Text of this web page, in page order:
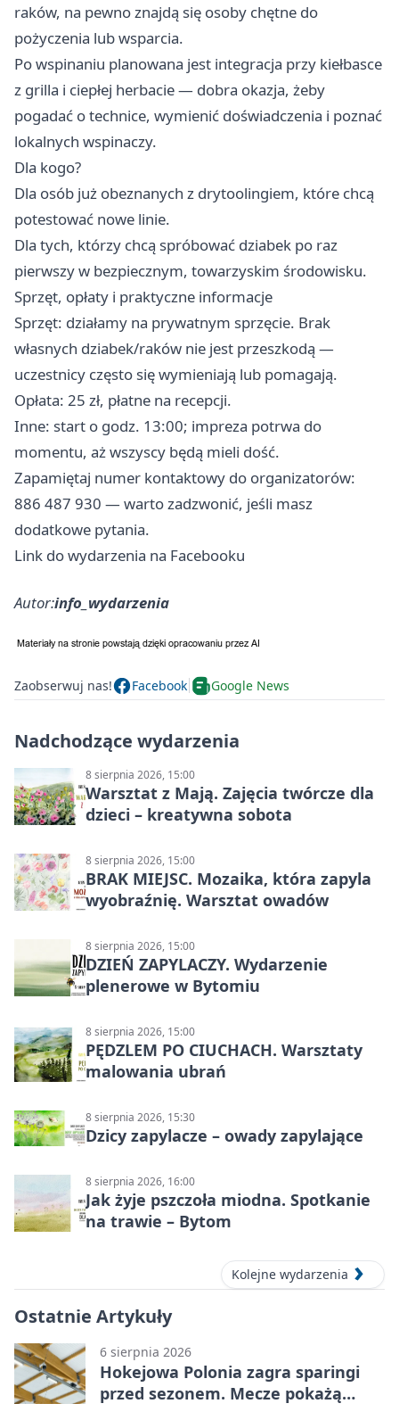
raków, na pewno znajdą się osoby chętne do
pożyczenia lub wsparcia.
Po wspinaniu planowana jest integracja przy kiełbasce
z grilla i ciepłej herbacie — dobra okazja, żeby
pogadać o technice, wymienić doświadczenia i poznać
lokalnych wspinaczy.
Dla kogo?
Dla osób już obeznanych z drytoolingiem, które chcą
potestować nowe linie.
Dla tych, którzy chcą spróbować dziabek po raz
pierwszy w bezpiecznym, towarzyskim środowisku.
Sprzęt, opłaty i praktyczne informacje
Sprzęt: działamy na prywatnym sprzęcie. Brak
własnych dziabek/raków nie jest przeszkodą —
uczestnicy często się wymieniają lub pomagają.
Opłata: 25 zł, płatne na recepcji.
Inne: start o godz. 13:00; impreza potrwa do
momentu, aż wszyscy będą mieli dość.
Zapamiętaj numer kontaktowy do organizatorów:
886 487 930 — warto zadzwonić, jeśli masz
dodatkowe pytania.
Link do wydarzenia na Facebooku
Autor:info_wydarzenia
Zaobserwuj nas! Facebook Google News
Nadchodzące wydarzenia
8 sierpnia 2026, 15:00
Warsztat z Mają. Zajęcia twórcze dla
dzieci – kreatywna sobota
8 sierpnia 2026, 15:00
BRAK MIEJSC. Mozaika, która zapyla
wyobraźnię. Warsztat owadów
8 sierpnia 2026, 15:00
DZIEŃ ZAPYLACZY. Wydarzenie
plenerowe w Bytomiu
8 sierpnia 2026, 15:00
PĘDZLEM PO CIUCHACH. Warsztaty
malowania ubrań
8 sierpnia 2026, 15:30
Dzicy zapylacze – owady zapylające
8 sierpnia 2026, 16:00
Jak żyje pszczoła miodna. Spotkanie
na trawie – Bytom
Kolejne wydarzenia
Ostatnie Artykuły
6 sierpnia 2026
Hokejowa Polonia zagra sparingi
przed sezonem. Mecze pokażą